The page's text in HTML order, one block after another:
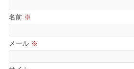
名前 ※
メール ※